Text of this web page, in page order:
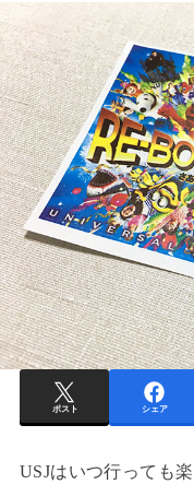
ポスト シェア
USJはいつ行っても